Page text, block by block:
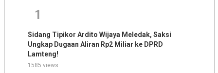
1
Sidang Tipikor Ardito Wijaya Meledak, Saksi
Ungkap Dugaan Aliran Rp2 Miliar ke DPRD
Lamteng!
1585 views